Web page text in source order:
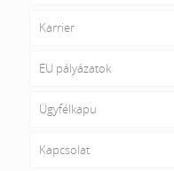
Karrier
EU pályázatok
Ügyfélkapu
Kapcsolat